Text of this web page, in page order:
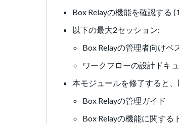
Box Relayの機能を確認する
以下の最大2セッション:
Box Relayの管理者向けベ
ワークフローの設計ドキ
本モジュールを修了すると、
Box Relayの管理ガイド
Box Relayの機能に関する